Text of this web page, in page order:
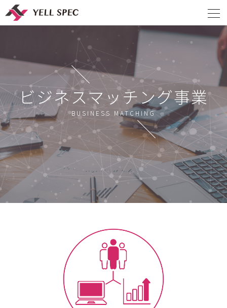
ビジネスマッチング事業
BUSINESS MATCHING